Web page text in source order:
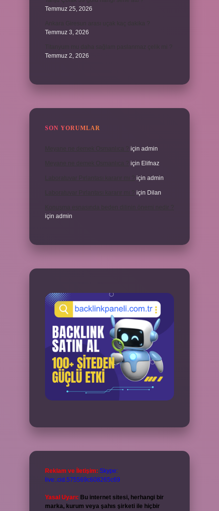
Temmuz 25, 2026
Temmuz 3, 2026
Temmuz 2, 2026
SON YORUMLAR
için admin
için Elifnaz
için admin
için Dilan
için admin
Reklam ve İletişim: Skype:
live:.cid.575569c608265c69
Yasal Uyarı: Bu internet sitesi, herhangi bir
marka, kurum veya şahıs şirketi ile hiçbir